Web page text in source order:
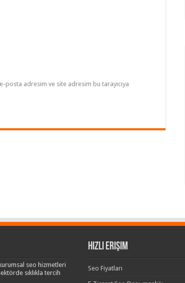
posta adresim ve site adresim bu tarayıcıya
seo hizmetleri
sıklıkla tercih
Hızlı Erişim
Seo Fiyatları